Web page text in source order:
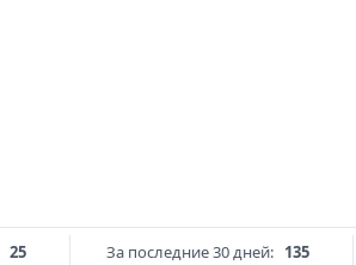
25 За последние 30 дней: 135